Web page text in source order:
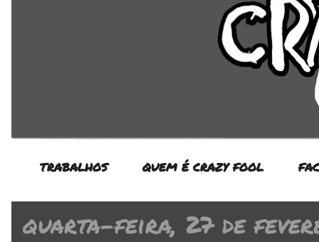
TRABALHOS QUEM É CRAZY FOOL
quarta-feira, 27 de